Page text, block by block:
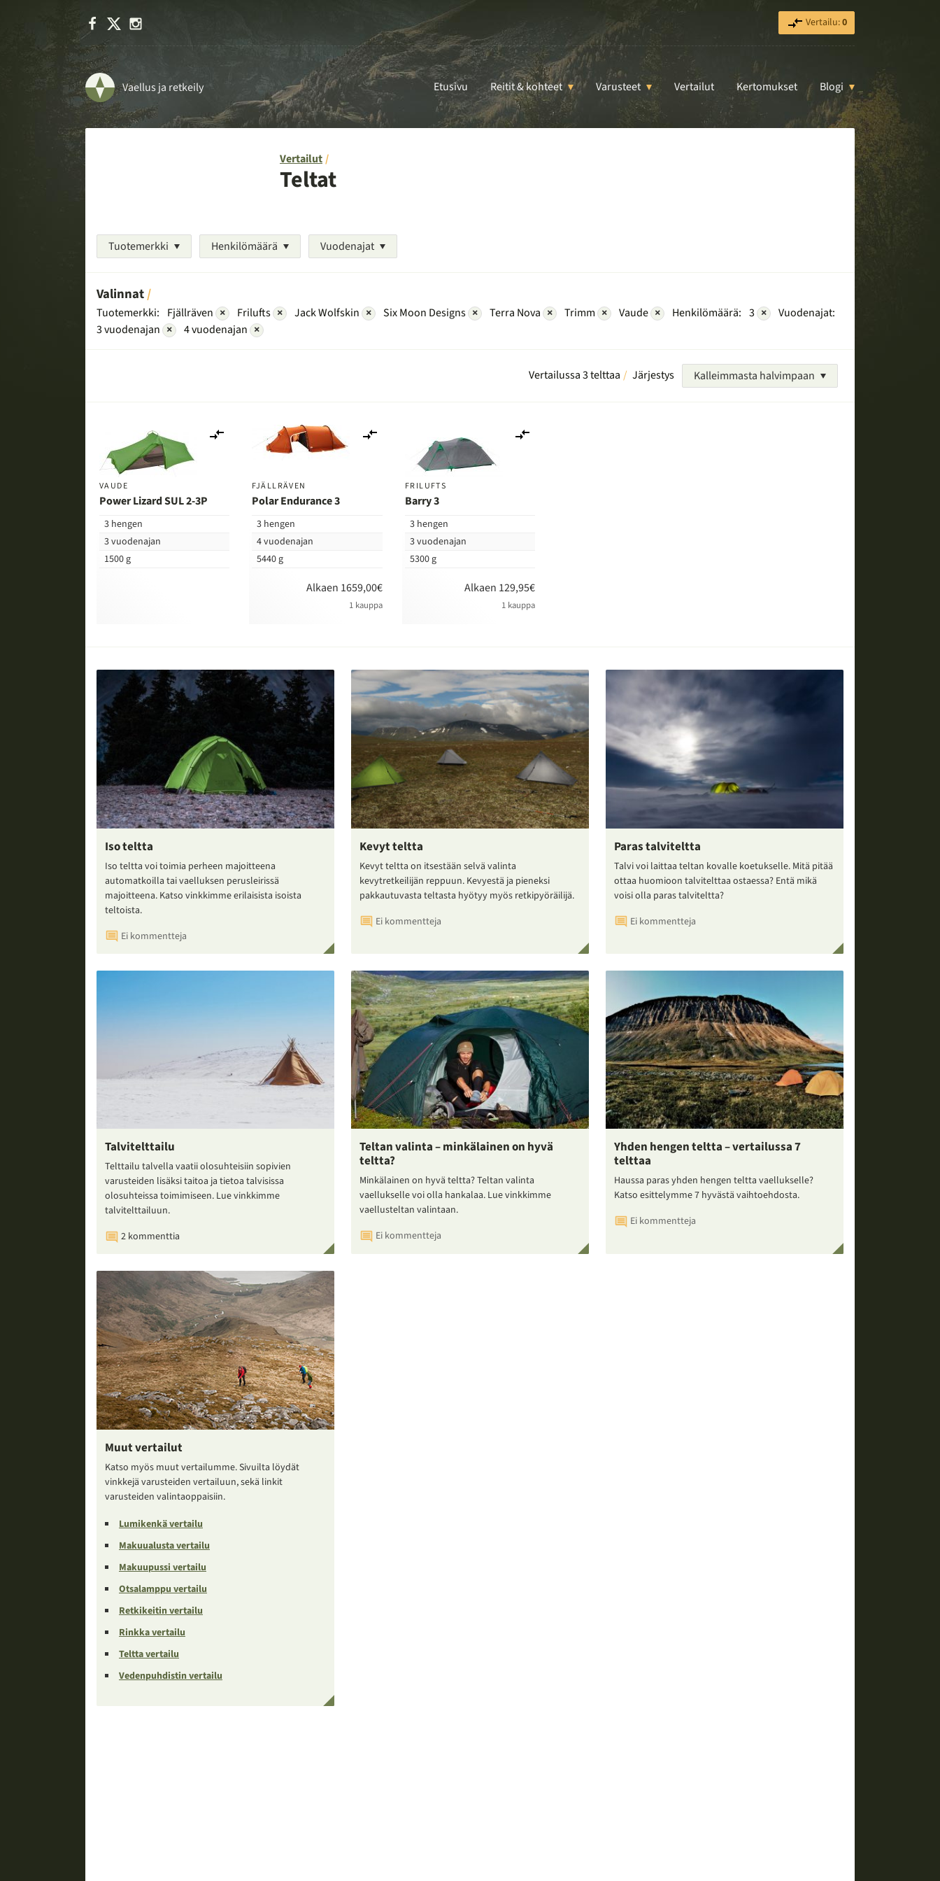
Facebook Vertailu:0
Vaellus ja retkeily Etusivu Reitit & kohteet Varusteet Vertailut Kertomukset Blogi
Vertailut
Teltat
Tuotemerkki Henkilömäärä Vuodenajat
Valinnat
Tuotemerkki: Fjällräven × Frilufts × Jack Wolfskin × Six Moon Designs × Terra Nova × Trimm × Vaude × Henkilömäärä: 3 ×
Vuodenajat:
3 vuodenajan × 4 vuodenajan ×
Vertailussa 3 telttaa Järjestys Kalleimmasta halvimpaan
VAUDE
Power Lizard SUL 2-3P
3 hengen
3 vuodenajan
1500 g
vertailuun
FJÄLLRÄVEN
Polar Endurance 3
3 hengen
4 vuodenajan
5440 g
Alkaen 1659,00€
1 kauppa
FRILUFTS
Barry 3
3 hengen
3 vuodenajan
5300 g
Alkaen 129,95€
1 kauppa
Iso teltta
Iso teltta voi toimia perheen majoitteena
automatkoilla tai vaelluksen perusleirissä
majoitteena. Katso vinkkimme erilaisista isoista
teltoista.
Ei kommentteja
Kevyt teltta
Kevyt teltta on itsestään selvä valinta
kevytretkeilijän reppuun. Kevyestä ja pieneksi
pakkautuvasta teltasta hyötyy myös retkipyöräilijä.
Ei kommentteja
Paras talviteltta
Talvi voi laittaa teltan kovalle koetukselle. Mitä pitää
ottaa huomioon talvitelttaa ostaessa? Entä mikä
voisi olla paras talviteltta?
Ei kommentteja
Talvitelttailu
Telttailu talvella vaatii olosuhteisiin sopivien
varusteiden lisäksi taitoa ja tietoa talvisissa
olosuhteissa toimimiseen. Lue vinkkimme
talvitelttailuun.
2 kommenttia
Teltan valinta – minkälainen on hyvä
teltta?
Minkälainen on hyvä teltta? Teltan valinta
vaellukselle voi olla hankalaa. Lue vinkkimme
vaellusteltan valintaan.
Ei kommentteja
Yhden hengen teltta – vertailussa 7
telttaa
Haussa paras yhden hengen teltta vaellukselle?
Katso esittelymme 7 hyvästä vaihtoehdosta.
Ei kommentteja
Muut vertailut
Katso myös muut vertailumme. Sivuilta löydät
vinkkejä varusteiden vertailuun, sekä linkit
varusteiden valintaoppaisiin.
Lumikenkä vertailu
Makuualusta vertailu
Makuupussi vertailu
Otsalamppu vertailu
Retkikeitin vertailu
Rinkka vertailu
Teltta vertailu
Vedenpuhdistin vertailu